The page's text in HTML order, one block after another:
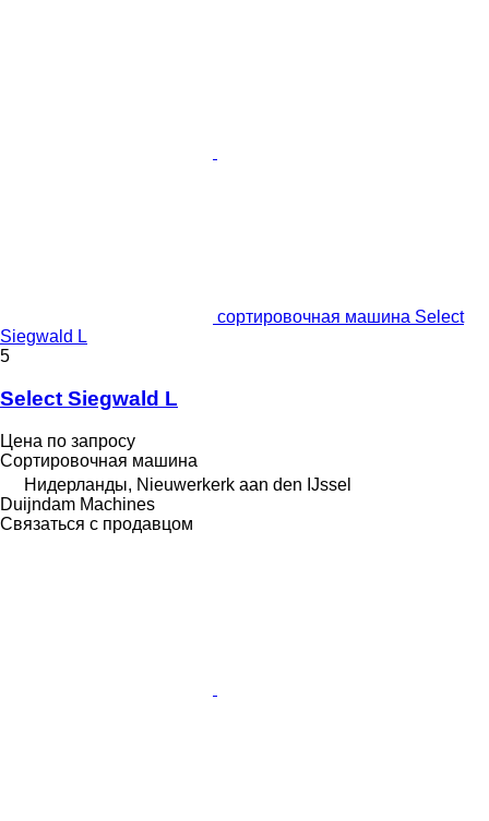
сортировочная машина Select
Siegwald L
5
Select Siegwald L
Цена по запросу
Сортировочная машина
Нидерланды, Nieuwerkerk aan den IJssel
Duijndam Machines
Связаться с продавцом